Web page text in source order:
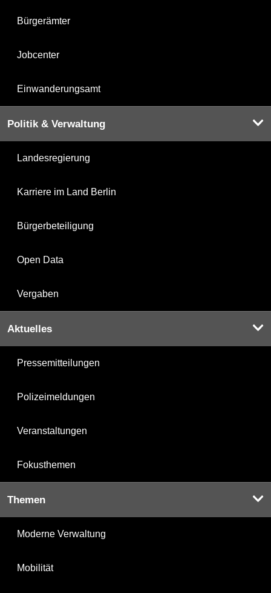
Bürgerämter
Jobcenter
Einwanderungsamt
Politik & Verwaltung
Landesregierung
Karriere im Land Berlin
Bürgerbeteiligung
Open Data
Vergaben
Aktuelles
Pressemitteilungen
Polizeimeldungen
Veranstaltungen
Fokusthemen
Themen
Moderne Verwaltung
Mobilität